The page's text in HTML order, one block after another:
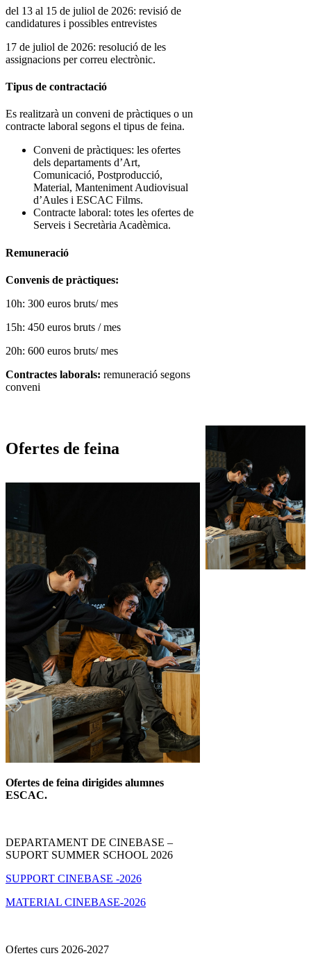
del 13 al 15 de juliol de 2026: revisió de
candidatures i possibles entrevistes
17 de juliol de 2026: resolució de les
assignacions per correu electrònic.
Tipus de contractació
Es realitzarà un conveni de pràctiques o un
contracte laboral segons el tipus de feina.
Conveni de pràctiques: les ofertes
dels departaments d’Art,
Comunicació, Postproducció,
Material, Manteniment Audiovisual
d’Aules i ESCAC Films.
Contracte laboral: totes les ofertes de
Serveis i Secretària Acadèmica.
Remuneració
Convenis de pràctiques:
10h: 300 euros bruts/ mes
15h: 450 euros bruts / mes
20h: 600 euros bruts/ mes
Contractes laborals: remuneració segons
conveni
Ofertes de feina
Ofertes de feina dirigides alumnes
ESCAC.
DEPARTAMENT DE CINEBASE –
SUPORT SUMMER SCHOOL 2026
SUPPORT CINEBASE -2026
MATERIAL CINEBASE-2026
Ofertes curs 2026-2027